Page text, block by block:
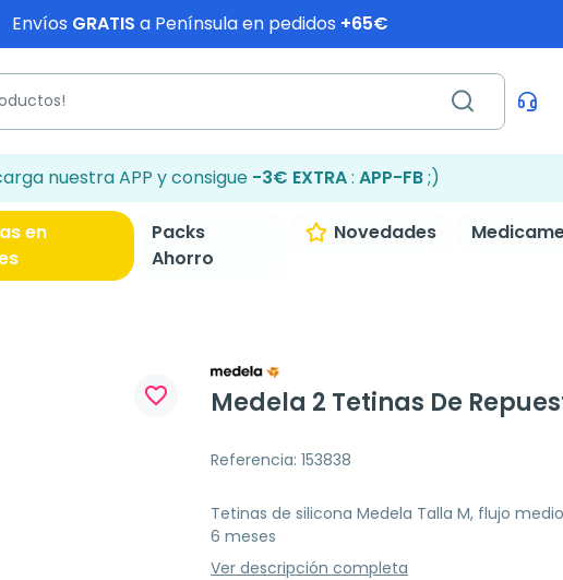
Envíos GRATIS a Península en pedidos +65€
nuestra APP y consigue -3€ EXTRA: APP-FB;)
en
Packs
Ahorro
Novedades
favorite_border Medela 2 Tetinas De
Referencia: 153838
Tetinas de silicona Medela Talla M, flujo
6 meses
Ver descripción completa